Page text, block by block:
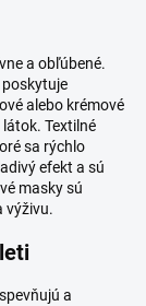
a obľúbené.
alebo krémové
Textilné
sa rýchlo
efekt a sú
masky sú
výživu.
a